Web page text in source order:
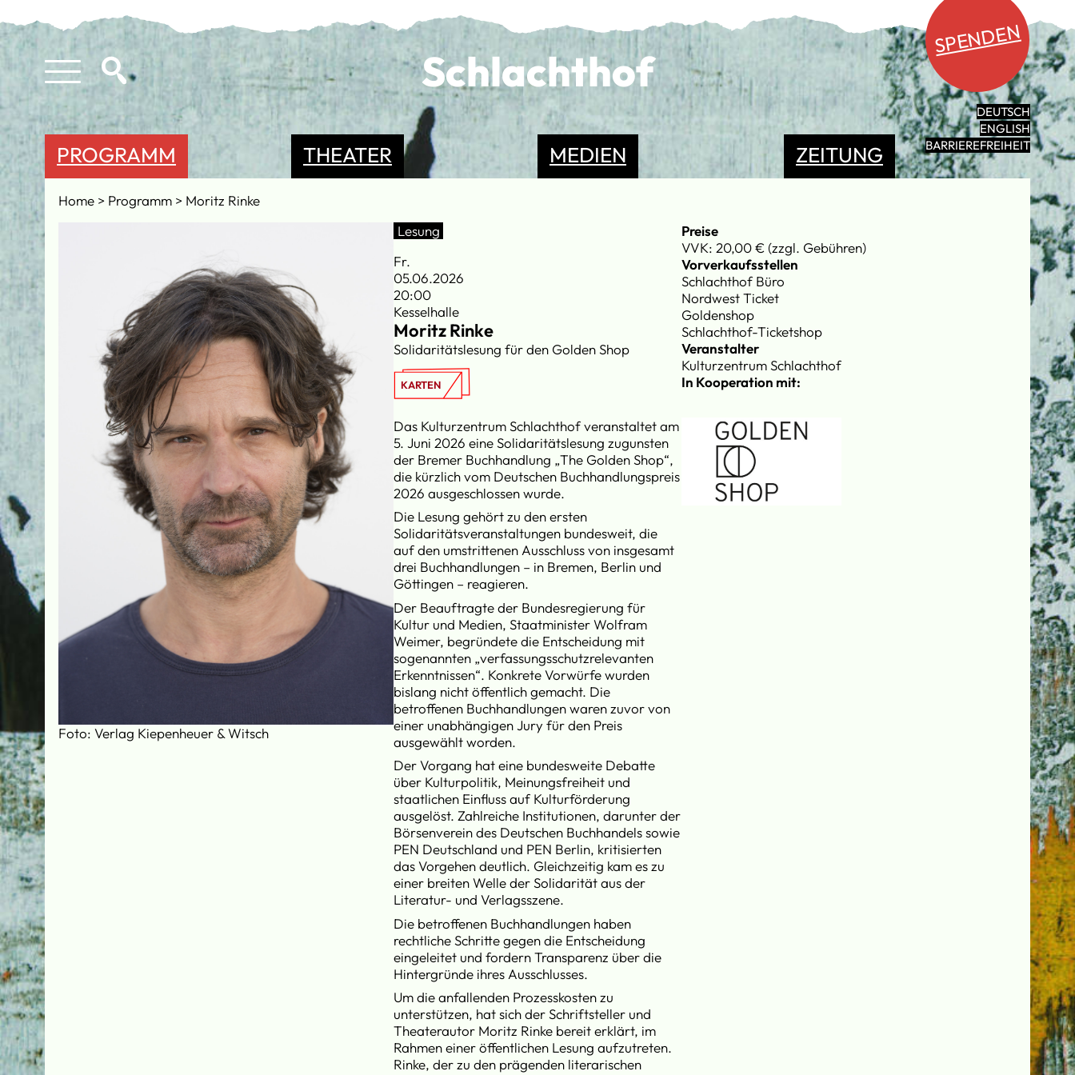
Schlachthof
SPENDEN
DEUTSCH
ENGLISH
BARRIEREFREIHEIT
PROGRAMM THEATER MEDIEN ZEITUNG
Home Programm Moritz Rinke
Foto: Verlag Kiepenheuer & Witsch
Lesung
Fr.
05.06.2026
20:00
Kesselhalle
Moritz Rinke
Solidaritätslesung für den Golden Shop
KARTEN
Das Kulturzentrum Schlachthof veranstaltet am
5. Juni 2026 eine Solidaritätslesung zugunsten
der Bremer Buchhandlung „The Golden Shop“,
die kürzlich vom Deutschen Buchhandlungspreis
2026 ausgeschlossen wurde.
Die Lesung gehört zu den ersten
Solidaritätsveranstaltungen bundesweit, die
auf den umstrittenen Ausschluss von insgesamt
drei Buchhandlungen – in Bremen, Berlin und
Göttingen – reagieren.
Der Beauftragte der Bundesregierung für
Kultur und Medien, Staatminister Wolfram
Weimer, begründete die Entscheidung mit
sogenannten „verfassungsschutzrelevanten
Erkenntnissen“. Konkrete Vorwürfe wurden
bislang nicht öffentlich gemacht. Die
betroffenen Buchhandlungen waren zuvor von
einer unabhängigen Jury für den Preis
ausgewählt worden.
Der Vorgang hat eine bundesweite Debatte
über Kulturpolitik, Meinungsfreiheit und
staatlichen Einfluss auf Kulturförderung
ausgelöst. Zahlreiche Institutionen, darunter der
Börsenverein des Deutschen Buchhandels sowie
PEN Deutschland und PEN Berlin, kritisierten
das Vorgehen deutlich. Gleichzeitig kam es zu
einer breiten Welle der Solidarität aus der
Literatur- und Verlagsszene.
Die betroffenen Buchhandlungen haben
rechtliche Schritte gegen die Entscheidung
eingeleitet und fordern Transparenz über die
Hintergründe ihres Ausschlusses.
Um die anfallenden Prozesskosten zu
unterstützen, hat sich der Schriftsteller und
Theaterautor Moritz Rinke bereit erklärt, im
Rahmen einer öffentlichen Lesung aufzutreten.
Rinke, der zu den prägenden literarischen
Preise
VVK: 20,00 € (zzgl. Gebühren)
Vorverkaufsstellen
Schlachthof Büro
Nordwest Ticket
Goldenshop
Schlachthof-Ticketshop
Veranstalter
Kulturzentrum Schlachthof
In Kooperation mit: